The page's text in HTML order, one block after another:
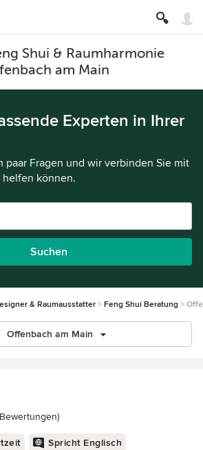
Shui & Raumharmonie
am Main
Experten in Ihrer
paar Fragen und wir verbinden Sie mit
können.
Suchen
& Raumausstatter Feng Shui Beratung
Offenbach am Main
4.9 von 5 Sternen
Spricht Englisch